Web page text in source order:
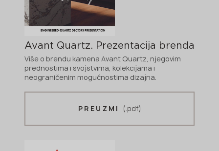
Avant Quartz. Prezentacija brenda
Više o brendu kamena Avant Quartz, njegovim
prednostima i svojstvima, kolekcijama i
neograničenim mogućnostima dizajna.
PREUZMI (.pdf)